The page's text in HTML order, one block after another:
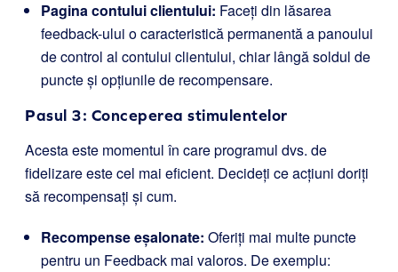
Pagina contului clientului: Faceți din lăsarea
feedback-ului o caracteristică permanentă a panoului
de control al contului clientului, chiar lângă soldul de
puncte și opțiunile de recompensare.
Pasul 3: Conceperea stimulentelor
Acesta este momentul în care programul dvs. de
fidelizare este cel mai eficient. Decideți ce acțiuni doriți
să recompensați și cum.
Recompense eșalonate: Oferiți mai multe puncte
pentru un Feedback mai valoros. De exemplu: